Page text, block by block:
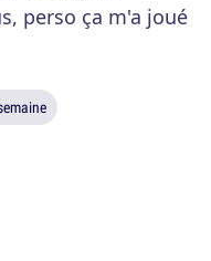
perso ça m'a joué